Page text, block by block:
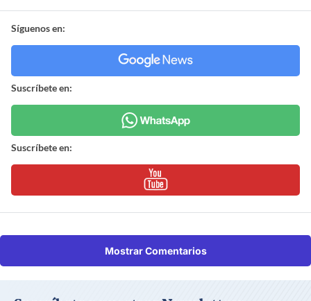
Síguenos en:
Suscríbete en:
Suscríbete en:
Mostrar Comentarios